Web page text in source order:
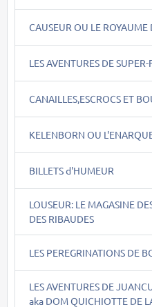
CAUSEUR OU LE ROYAUME
LES AVENTURES DE
CANAILLES,ESCROCS ET
KELENBORN OU
BILLETS d'HUMEUR
LOUSEUR: LE MAGASINE
DES RIBAUDES
LES PEREGRINATIONS DE
LES AVENTURES DE
aka DOM QUICHIOTTE DE